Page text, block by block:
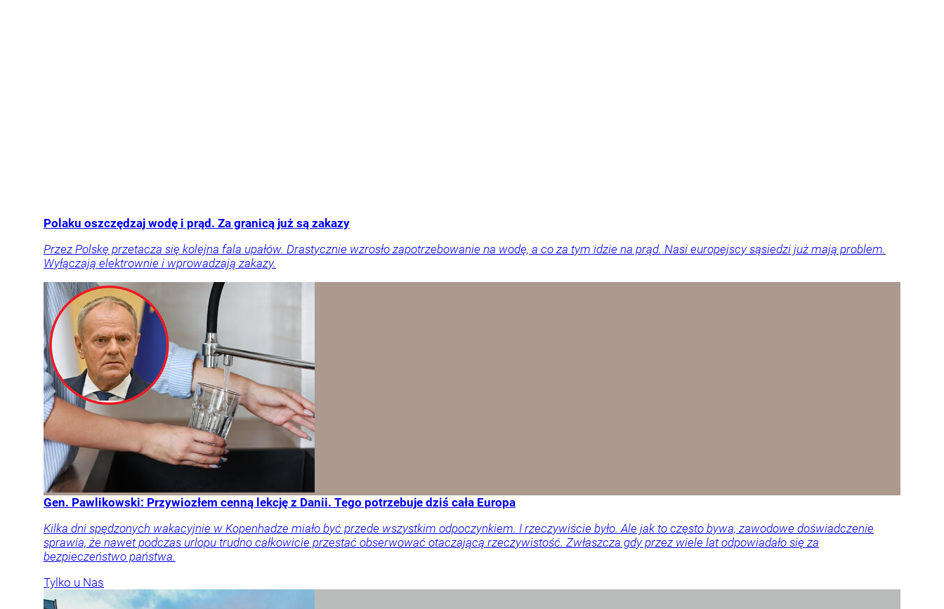
Polaku oszczędzaj wodę i prąd. Za granicą już są zakazy
Przez Polskę przetacza się kolejna fala upałów. Drastycznie wzrosło zapotrzebowanie na wodę, a co za tym idzie na prąd. Nasi europejscy sąsiedzi już mają problem.
Wyłączają elektrownie i wprowadzają zakazy.
Gen. Pawlikowski: Przywiozłem cenną lekcję z Danii. Tego potrzebuje dziś cała Europa
Kilka dni spędzonych wakacyjnie w Kopenhadze miało być przede wszystkim odpoczynkiem. I rzeczywiście było. Ale jak to często bywa, zawodowe doświadczenie
sprawia, że nawet podczas urlopu trudno całkowicie przestać obserwować otaczającą rzeczywistość. Zwłaszcza gdy przez wiele lat odpowiadało się za
bezpieczeństwo państwa.
Tylko u Nas